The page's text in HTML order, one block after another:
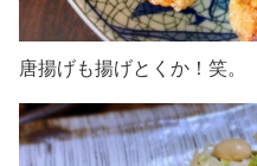
唐揚げも揚げとくか！笑。